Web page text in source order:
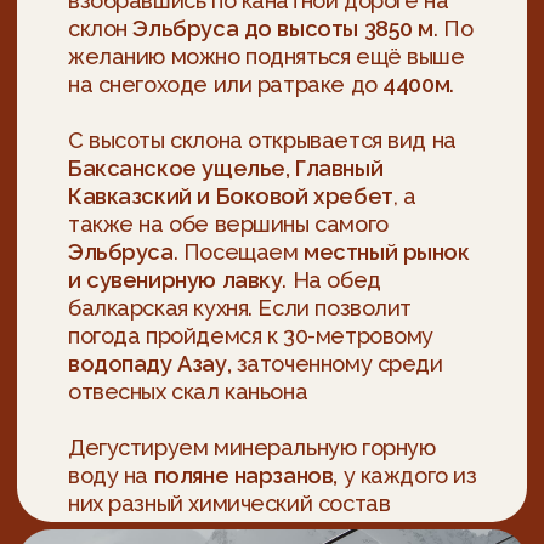
происхождения. Отобедаем рядом
с озером
Приезд в аэропорт Минеральных Вод
за 1,5 — 2 часа до первого вылета
конце страницы)